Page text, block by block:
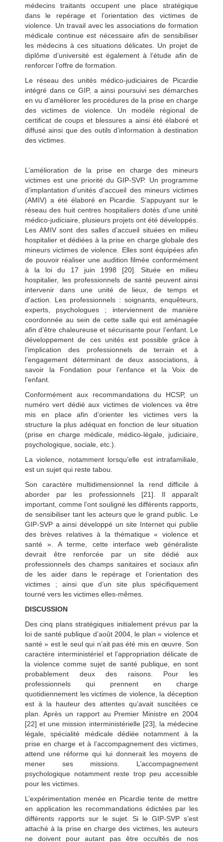
médecins traitants occupent une place stratégique
dans le repérage et l’orientation des victimes de
violence. Un travail avec les associations de formation
médicale continue est nécessaire afin de sensibiliser
les médecins à ces situations délicates. Un projet de
diplôme d’université est également à l’étude afin de
renforcer l’offre de formation.
Le réseau des unités médico-judiciaires de Picardie
intégré dans ce GIP, a ainsi poursuivi ses démarches
en vu d’améliorer les procédures de la prise en charge
des victimes de violence. Un modèle régional de
certificat de coups et blessures a ainsi été élaboré et
diffusé ainsi que des outils d’information à destination
des victimes.
L’amélioration de la prise en charge des mineurs
victimes est une priorité du GIP-SVP. Un programme
d’implantation d’unités d’accueil des mineurs victimes
(AMIV) a été élaboré en Picardie. S’appuyant sur le
réseau des huit centres hospitaliers dotés d’une unité
médico-judiciaire, plusieurs projets ont été développés.
Les AMIV sont des salles d’accueil situées en milieu
hospitalier et dédiées à la prise en charge globale des
mineurs victimes de violence. Elles sont équipées afin
de pouvoir réaliser une audition filmée conformément
à la loi du 17 juin 1998 [20]. Située en milieu
hospitalier, les professionnels de santé peuvent ainsi
intervenir dans une unité de lieux, de temps et
d’action. Les professionnels : soignants, enquêteurs,
experts, psychologues ; interviennent de manière
coordonnée au sein de cette salle qui est aménagée
afin d’être chaleureuse et sécurisante pour l’enfant. Le
développement de ces unités est possible grâce à
l’implication des professionnels de terrain et à
l’engagement déterminant de deux associations, à
savoir la Fondation pour l’enfance et la Voix de
l’enfant.
Conformément aux recommandations du HCSP, un
numéro vert dédié aux victimes de violences va être
mis en place afin d’orienter les victimes vers la
structure la plus adéquat en fonction de leur situation
(prise en charge médicale, médico-légale, judiciaire,
psychologique, sociale, etc.).
La violence, notamment lorsqu’elle est intrafamiliale,
est un sujet qui reste tabou.
Son caractère multidimensionnel la rend difficile à
aborder par les professionnels [21]. Il apparaît
important, comme l’ont souligné les différents rapports,
de sensibiliser tant les acteurs que le grand public. Le
GIP-SVP a ainsi développé un site Internet qui publie
des brèves relatives à la thématique « violence et
santé ». A terme, cette interface web généraliste
devrait être renforcée par un site dédié aux
professionnels des champs sanitaires et sociaux afin
de les aider dans le repérage et l’orientation des
victimes ; ainsi que d’un site plus spécifiquement
tourné vers les victimes elles-mêmes.
DISCUSSION
Des cinq plans stratégiques initialement prévus par la
loi de santé publique d’août 2004, le plan « violence et
santé » est le seul qui n’ait pas été mis en œuvre. Son
caractère interministériel et l’appropriation délicate de
la violence comme sujet de santé publique, en sont
probablement deux des raisons. Pour les
professionnels qui prennent en charge
quotidiennement les victimes de violence, la déception
est à la hauteur des attentes qu’avait suscitées ce
plan. Après un rapport au Premier Ministre en 2004
[22] et une mission interministérielle [23], la médecine
légale, spécialité médicale dédiée notamment à la
prise en charge et à l’accompagnement des victimes,
attend une réforme qui lui donnerait les moyens de
mener ses missions. L’accompagnement
psychologique notamment reste trop peu accessible
pour les victimes.
L’expérimentation menée en Picardie tente de mettre
en application les recommandations édictées par les
différents rapports sur le sujet. Si le GIP-SVP s’est
attaché à la prise en charge des victimes, les auteurs
ne doivent pour autant pas être occultés de nos